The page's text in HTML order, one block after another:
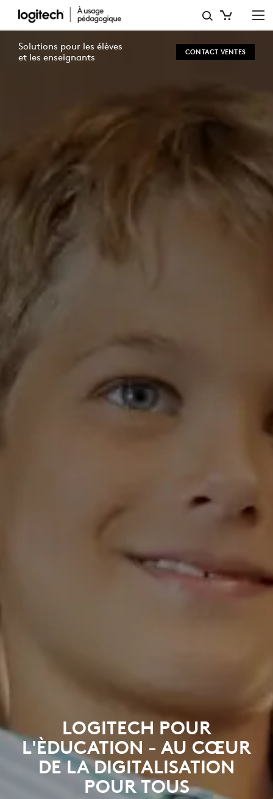
ED
TECH,
DIGITAL
CLASSROOM
FUTURE
Solutions pour les élèves
et les enseignants
CONTACT VENTES
LOGITECH POUR
L'ÈDUCATION - AU CŒUR
DE LA DIGITALISATION
POUR TOUS